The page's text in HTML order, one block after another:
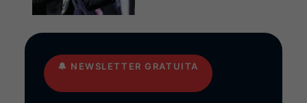
🔔 NEWSLETTER GRATUITA